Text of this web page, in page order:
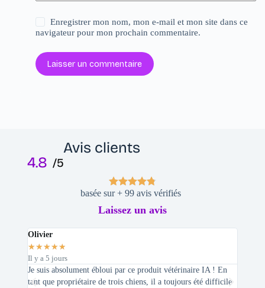
Enregistrer mon nom, mon e-mail et mon site dans ce
navigateur pour mon prochain commentaire.
Laisser un commentaire
Avis clients
4.8 /5
basée sur + 99 avis vérifiés
Laissez un avis
Olivier
★★★★★
Il y a 5 jours
Je suis absolument ébloui par ce produit vétérinaire IA ! En
tant que propriétaire de trois chiens, il a toujours été difficile